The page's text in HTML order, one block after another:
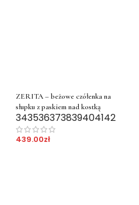
ZERITA – beżowe czółenka na
słupku z paskiem nad kostką
343536373839404142
439.00zł